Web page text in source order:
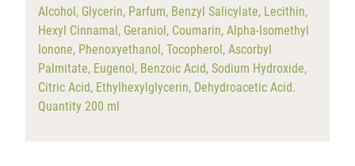
Alcohol, Glycerin, Parfum, Benzyl Salicylate, Lecithin,
Hexyl Cinnamal, Geraniol, Coumarin, Alpha-Isomethyl
Ionone, Phenoxyethanol, Tocopherol, Ascorbyl
Palmitate, Eugenol, Benzoic Acid, Sodium Hydroxide,
Citric Acid, Ethylhexylglycerin, Dehydroacetic Acid.
Quantity 200 ml